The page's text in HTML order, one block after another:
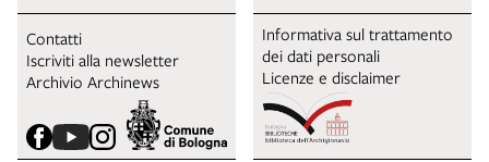
Contatti
Iscriviti alla newsletter
Archivio Archinews
Informativa sul trattamento
dei dati personali
Licenze e disclaimer